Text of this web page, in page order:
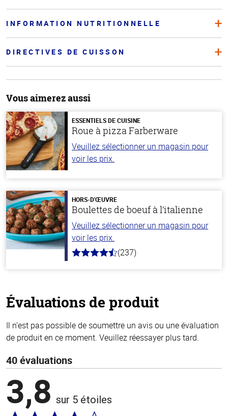
INFORMATION NUTRITIONNELLE
DIRECTIVES DE CUISSON
Vous aimerez aussi
ESSENTIELS DE CUISINE
Roue à pizza Farberware
Veuillez sélectionner un magasin pour
voir les prix.
HORS-D'ŒUVRE
Boulettes de boeuf à l’italienne
Veuillez sélectionner un magasin pour
voir les prix.
4.6
(237)
Évaluations de produit
Il n’est pas possible de soumettre un avis ou une évaluation
de produit en ce moment. Veuillez réessayer plus tard.
40 évaluations
3,8 sur 5 étoiles